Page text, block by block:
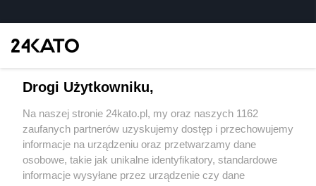
Wydawca mediów lokalnych
Drogi Użytkowniku,
Na naszej stronie 24kato.pl, my oraz naszych 1162
zaufanych partnerów uzyskujemy dostęp i przechowujemy
informacje na urządzeniu oraz przetwarzamy dane
osobowe, takie jak unikalne identyfikatory, standardowe
informacje wysyłane przez urządzenie czy dane